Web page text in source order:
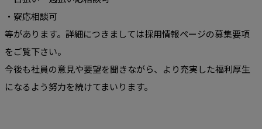
・寮応相談可
等があります。詳細につきましては採用情報ページの募集要項
をご覧下さい。
今後も社員の意見や要望を聞きながら、より充実した福利厚生
になるよう努力を続けてまいります。